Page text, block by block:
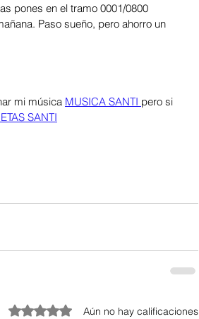
pones en el tramo 0001/0800
Paso sueño, pero ahorro un
mi música MUSICA SANTI pero si
SANTI
Obtuvo 0 de 5 estrellas.Aún no hay calificaciones